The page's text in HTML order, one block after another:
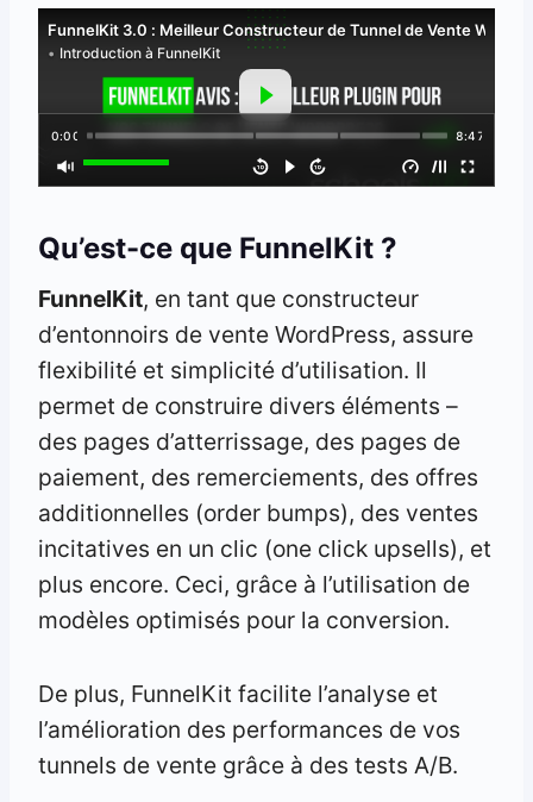
FunnelKit 3.0 : Meilleur Constructeur de Tunnel de Vente
Introduction à FunnelKit
0:00 8:47
Qu’est-ce que FunnelKit ?
FunnelKit, en tant que constructeur
d’entonnoirs de vente WordPress, assure
flexibilité et simplicité d’utilisation. Il
permet de construire divers éléments –
des pages d’atterrissage, des pages de
paiement, des remerciements, des offres
additionnelles (order bumps), des ventes
incitatives en un clic (one click upsells), et
plus encore. Ceci, grâce à l’utilisation de
modèles optimisés pour la conversion.
De plus, FunnelKit facilite l’analyse et
l’amélioration des performances de vos
tunnels de vente grâce à des tests A/B.